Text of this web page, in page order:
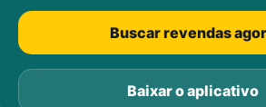
Buscar revendas
Baixar o aplicativo